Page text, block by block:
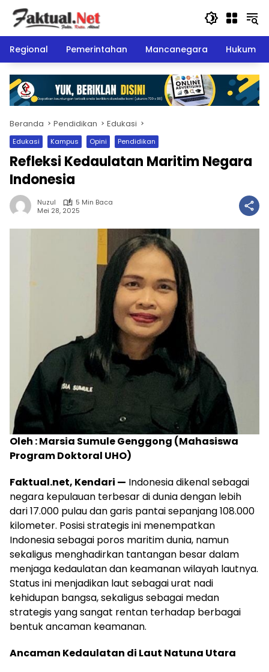
Langsung
konten
Regional
Pemerintahan Mancanegara Hukum
Beranda Pendidikan Edukasi
Edukasi Kampus Opini Pendidikan
Refleksi Kedaulatan Maritim Negara
Indonesia
Nuzul
5 Min Baca
Mei 28, 2025
Oleh : Marsia Sumule Genggong (Mahasiswa
Program Doktoral UHO)
Faktual.net, Kendari — Indonesia dikenal sebagai
negara kepulauan terbesar di dunia dengan lebih
dari 17.000 pulau dan garis pantai sepanjang 108.000
kilometer. Posisi strategis ini menempatkan
Indonesia sebagai poros maritim dunia, namun
sekaligus menghadirkan tantangan besar dalam
menjaga kedaulatan dan keamanan wilayah lautnya.
Status ini menjadikan laut sebagai urat nadi
kehidupan bangsa, sekaligus sebagai medan
strategis yang sangat rentan terhadap berbagai
bentuk ancaman keamanan.
Ancaman Kedaulatan di Laut Natuna Utara